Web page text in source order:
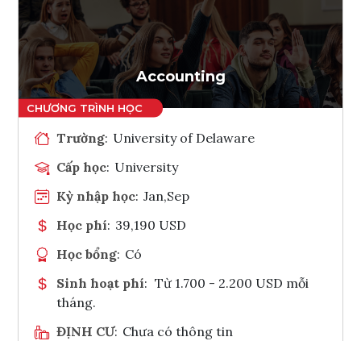
Accounting
Trường: University of Delaware
Cấp học: University
Kỳ nhập học: Jan,Sep
Học phí: 39,190 USD
Học bổng: Có
Sinh hoạt phí: Từ 1.700 - 2.200 USD mỗi
tháng.
ĐỊNH CƯ: Chưa có thông tin